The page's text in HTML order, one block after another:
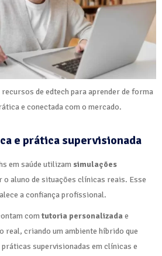
de edtech para aprender de forma
e conectada com o mercado.
e prática supervisionada
em saúde utilizam simulações
o aluno de situações clínicas reais. Esse
a confiança profissional.
comtutoria personalizada e
real, criando um ambiente híbrido que
supervisionadas em clínicas e